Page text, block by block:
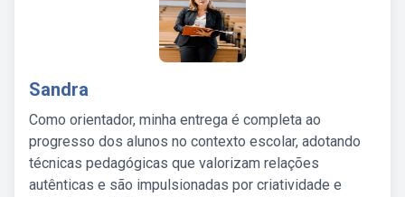
Sandra
Como orientador, minha entrega é completa ao
progresso dos alunos no contexto escolar, adotando
técnicas pedagógicas que valorizam relações
autênticas e são impulsionadas por criatividade e